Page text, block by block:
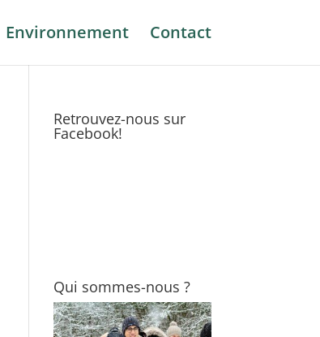
Environnement Contact
Retrouvez-nous sur
Facebook!
Qui sommes-nous ?